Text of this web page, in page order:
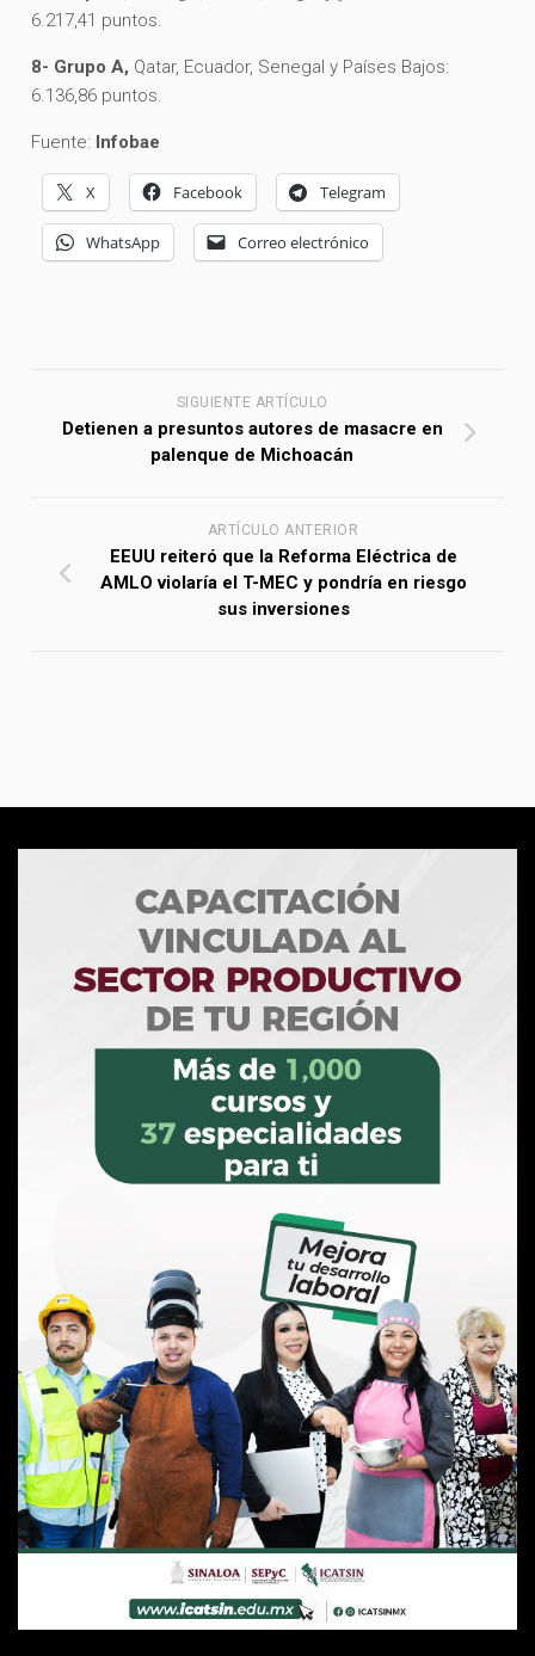
6.217,41 puntos.
8- Grupo A, Qatar, Ecuador, Senegal y Países Bajos:
6.136,86 puntos.
Fuente: Infobae
X Facebook Telegram
WhatsApp Correo electrónico
SIGUIENTE ARTÍCULO
Detienen a presuntos autores de masacre en
palenque de Michoacán
ARTÍCULO ANTERIOR
EEUU reiteró que la Reforma Eléctrica de
AMLO violaría el T-MEC y pondría en riesgo
sus inversiones